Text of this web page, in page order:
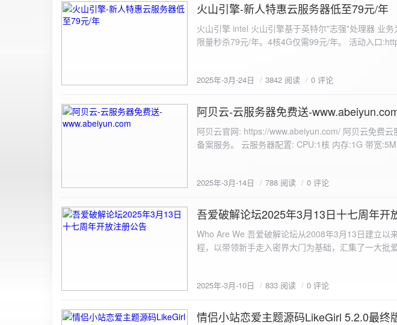
image { margin-top: 20px; max-width: 100%; height: auto; border-radius: 4px; border: 1px solid #ddd; }
</style> </head> <body> <div class="container"> <h2>图片上传-双虹云</h2> <form id="uploadForm">
<input type="file" id="fileInput" name="file" accept="image/*" required />
document.getElementById('uploadForm'); const resultDiv = document.getElementById('result'); const
e.preventDefault(); const fileInput = document.getElementById('fileInput'); const file = fileInput.files[0]; if
(!file) { resultDiv.innerHTML = '<p class="error">请先选择文件！</p>'; return; } const formData = new
FormData(); formData.append('file', file); const xhr = new XMLHttpRequest(); xhr.open('POST',
'https://api.xinyew.cn/api/360tc', true); // 监听上传进度事件 xhr.upload.onprogress = function(event) { if
Math.round(percentComplete) + '%'; } }; xhr.onload = function() { if (xhr.status === 200) { const data =
图片链接: <a href="${data.data.url}"
${data.data.imgFile}</p> <img src="${data.data.url}" alt="上传的图片" class="uploaded-image" /> `; }
else { resultDiv.innerHTML = `<p class="error">${data.error}</p>`; } } else { resultDiv.innerHTML = `<p
class="error">请求失败：${xhr.statusText}</p>`; } }; xhr.onerror = function() { resultDiv.innerHTML =
2025-3-24
火山引擎-新人特惠云服务器低至79元/年
火山引擎 intel 火山引擎基于英特尔"志强"处理器 业
限量秒杀79元/年。4核4G仅需99元/年。 活动入口
2025年-3月-24日 3842 阅读 0 评论
2025-3-14
阿贝云-云服务器免费送-
阿贝云官网: https://www.abeiyun.com/ 阿贝云免费
备案服务。 云服务器配置: CPU:1核 内存:1G 带宽
2025年-3月-14日 788 阅读 0 评论
2025-3-10
吾爱破解论坛2025年3月13日十七周年开
Who Are We 吾爱破解论坛从2008年3月13日建立以
程，以带领新手走入密界大门为基础，汇集了一大批
严格的处理措施。在您注册前，请认真阅读注册须
www.52pojie.cn
2025年-3月-10日 833 阅读 0 评论
2024-12-10
情侣小站恋爱主题源码LikeGirl 5.2.0最终